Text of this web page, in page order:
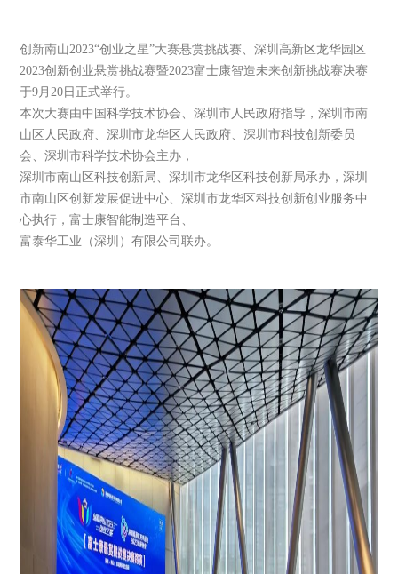
创新南山2023“创业之星”大赛悬赏挑战赛、深圳高新区龙华园区
2023创新创业悬赏挑战赛暨2023富士康智造未来创新挑战赛决赛
于9月20日正式举行。
本次大赛由中国科学技术协会、深圳市人民政府指导，深圳市南
山区人民政府、深圳市龙华区人民政府、深圳市科技创新委员
会、深圳市科学技术协会主办，
深圳市南山区科技创新局、深圳市龙华区科技创新局承办，深圳
市南山区创新发展促进中心、深圳市龙华区科技创新创业服务中
心执行，富士康智能制造平台、
富泰华工业（深圳）有限公司联办。